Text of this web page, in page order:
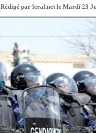
Rédigé par leral.net le Mardi 23